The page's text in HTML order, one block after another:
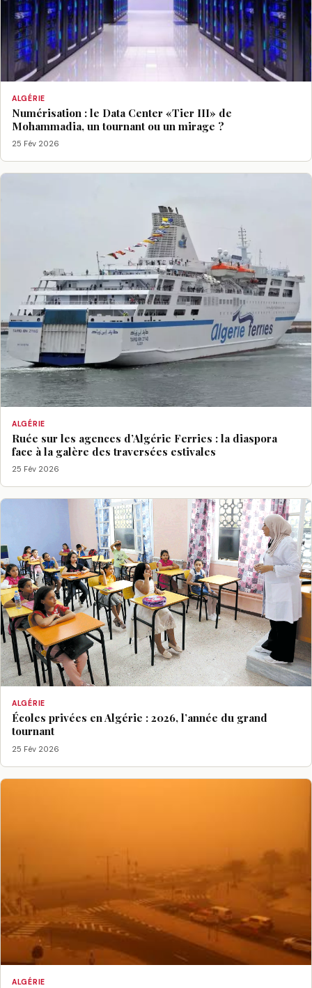
ALGÉRIE
Numérisation : le Data Center «Tier III» de
Mohammadia, un tournant ou un mirage ?
25 Fév 2026
ALGÉRIE
Ruée sur les agences d’Algérie Ferries : la diaspora
face à la galère des traversées estivales
25 Fév 2026
ALGÉRIE
Écoles privées en Algérie : 2026, l’année du grand
tournant
25 Fév 2026
ALGÉRIE